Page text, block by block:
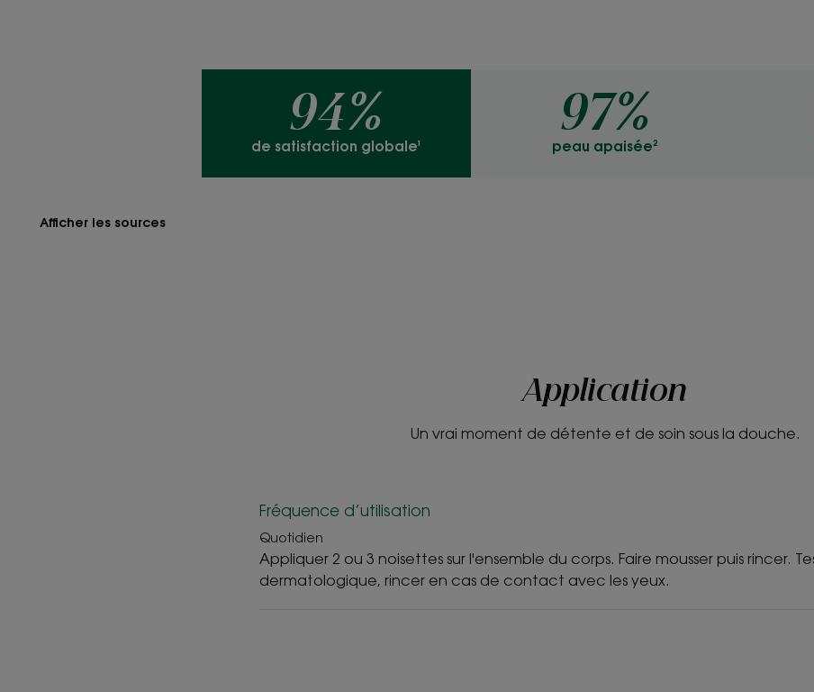
94%
de satisfaction globale¹
97%
peau apaisée²
Afficher les sources
Application
Un vrai moment de détente et de soin sous la douche.
Fréquence d’utilisation
Quotidien
Appliquer 2 ou 3 noisettes sur l'ensemble du corps. Faire mousser puis rincer.
dermatologique, rincer en cas de contact avec les yeux.